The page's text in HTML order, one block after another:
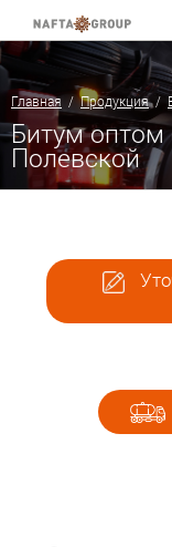
Главная /Продукция/
Битум оптом
Полевской